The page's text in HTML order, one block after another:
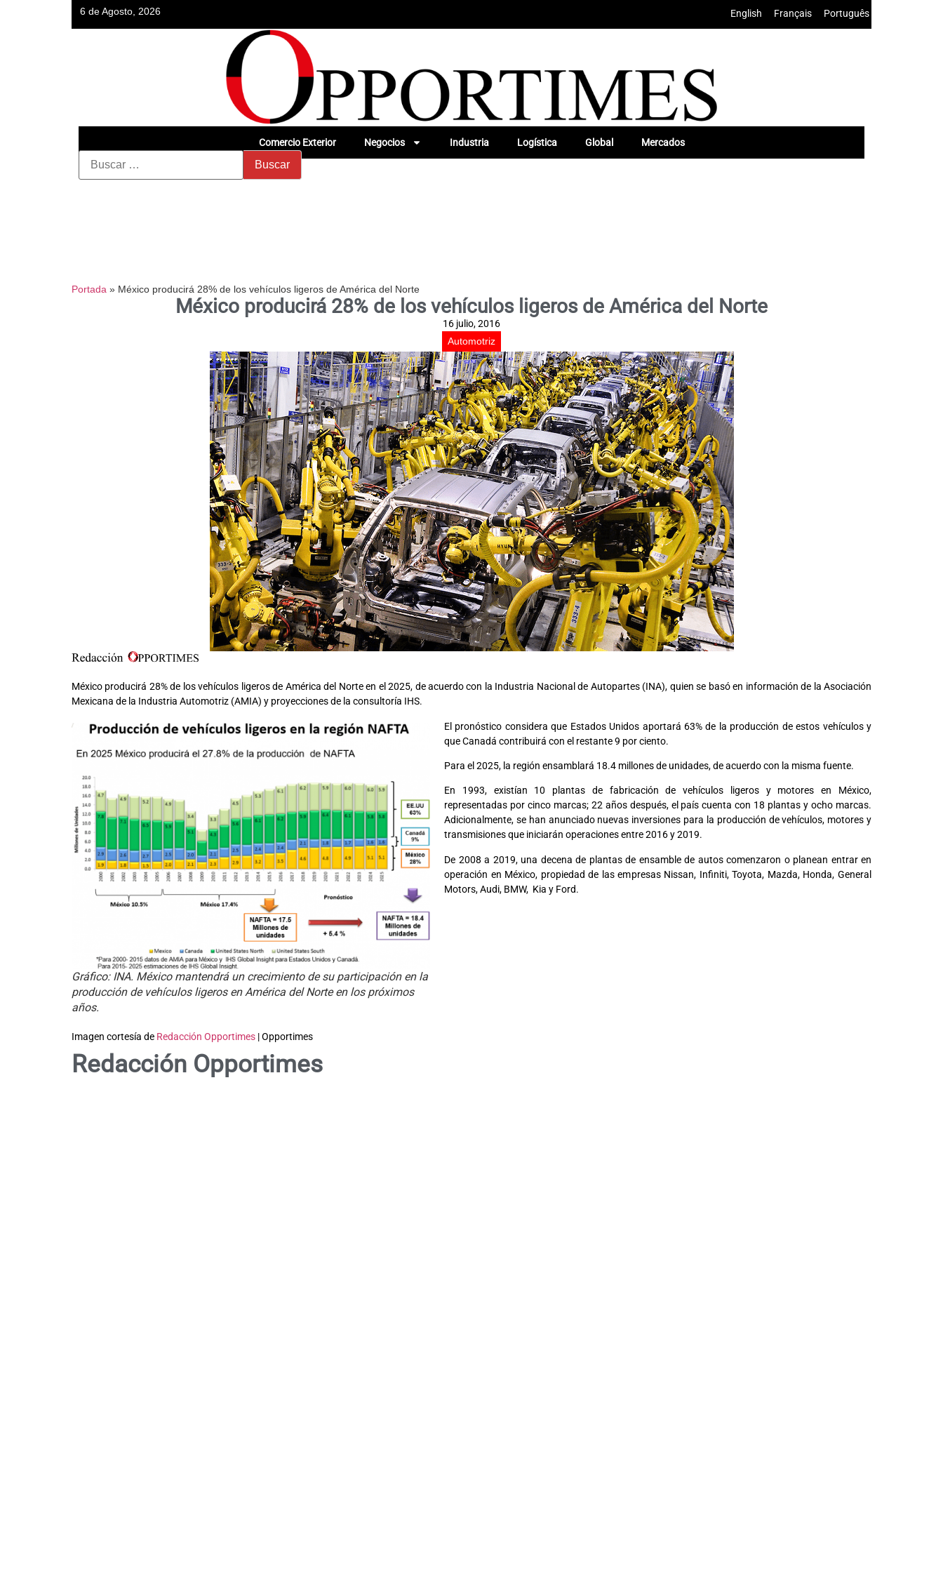
6 de Agosto, 2026 English Français Português
Comercio Exterior Negocios Industria Logística Global Mercados
Portada » México producirá 28% de los vehículos ligeros de América del Norte
México producirá 28% de los vehículos ligeros de América del Norte
16 julio, 2016
Automotriz
México producirá 28% de los vehículos ligeros de América del Norte en el 2025, de acuerdo con la Industria Nacional de Autopartes (INA), quien se basó en información de la Asociación
Mexicana de la Industria Automotriz (AMIA) y proyecciones de la consultoría IHS.
Gráfico: INA. México mantendrá un crecimiento de su participación en la
producción de vehículos ligeros en América del Norte en los próximos
años.
El pronóstico considera que Estados Unidos aportará 63% de la producción de estos vehículos y
que Canadá contribuirá con el restante 9 por ciento.
Para el 2025, la región ensamblará 18.4 millones de unidades, de acuerdo con la misma fuente.
En 1993, existían 10 plantas de fabricación de vehículos ligeros y motores en México,
representadas por cinco marcas; 22 años después, el país cuenta con 18 plantas y ocho marcas.
Adicionalmente, se han anunciado nuevas inversiones para la producción de vehículos, motores y
transmisiones que iniciarán operaciones entre 2016 y 2019.
De 2008 a 2019, una decena de plantas de ensamble de autos comenzaron o planean entrar en
operación en México, propiedad de las empresas Nissan, Infiniti, Toyota, Mazda, Honda, General
Motors, Audi, BMW, Kia y Ford.
Imagen cortesía de Redacción Opportimes | Opportimes
Redacción Opportimes